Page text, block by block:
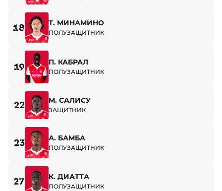
18 Т. МИНАМИНО
ПОЛУЗАЩИТНИК
19 П. КАБРАЛ
ПОЛУЗАЩИТНИК
22 М. САЛИСУ
ЗАЩИТНИК
23 А. БАМБА
ПОЛУЗАЩИТНИК
27 К. ДИАТТА
ПОЛУЗАЩИТНИК